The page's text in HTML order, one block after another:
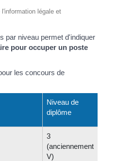
légale et
par niveau permet d'indiquer
pour occuper un poste
les concours de
Niveau de
diplôme
3
(anciennement
V)